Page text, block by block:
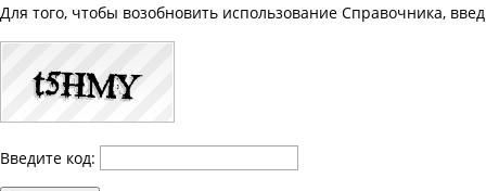
Для того, чтобы возобновить использование Справочника,
Введите код: